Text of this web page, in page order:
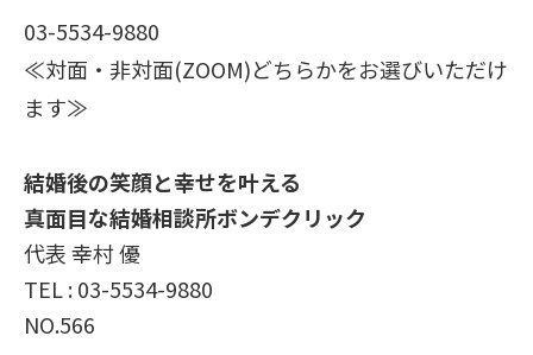
03-5534-9880
≪対面・非対面(ZOOM)どちらかをお選びいただけ
ます≫
結婚後の笑顔と幸せを叶える
真面目な結婚相談所ボンデクリック
代表 幸村 優
TEL : 03-5534-9880
NO.566